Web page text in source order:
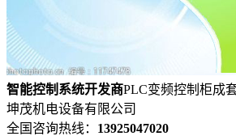
智能控制系统开发商PLC变频控制柜成
坤茂机电设备有限公司
全国咨询热线： 13925047020